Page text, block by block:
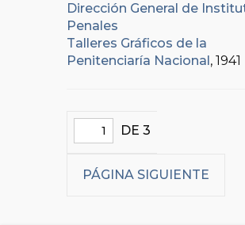
Dirección General de
Penales
Talleres Gráficos de la
Penitenciaría Nacional , 1941
DE 3
PÁGINA SIGUIENTE